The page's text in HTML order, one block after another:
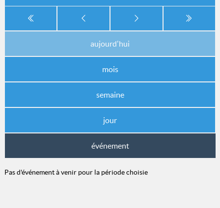
aujourd'hui
mois
semaine
jour
événement
Pas d'événement à venir pour la période choisie